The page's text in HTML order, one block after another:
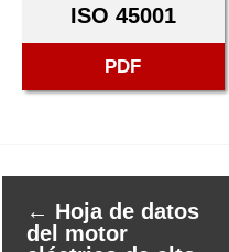
ISO 45001
PDF
← Hoja de datos
del motor